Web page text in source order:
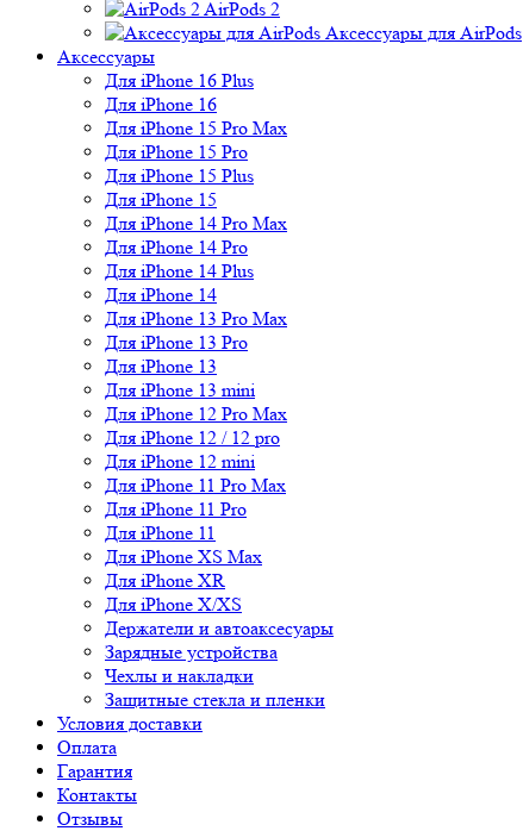
AirPods 2
Аксессуары для AirPods
Аксессуары
Для iPhone 16 Plus
Для iPhone 16
Для iPhone 15 Pro Max
Для iPhone 15 Pro
Для iPhone 15 Plus
Для iPhone 15
Для iPhone 14 Pro Max
Для iPhone 14 Pro
Для iPhone 14 Plus
Для iPhone 14
Для iPhone 13 Pro Max
Для iPhone 13 Pro
Для iPhone 13
Для iPhone 13 mini
Для iPhone 12 Pro Max
Для iPhone 12 / 12 pro
Для iPhone 12 mini
Для iPhone 11 Pro Max
Для iPhone 11 Pro
Для iPhone 11
Для iPhone XS Max
Для iPhone XR
Для iPhone X/XS
Держатели и автоаксесуары
Зарядные устройства
Чехлы и накладки
Защитные стекла и пленки
Условия доставки
Оплата
Гарантия
Контакты
Отзывы